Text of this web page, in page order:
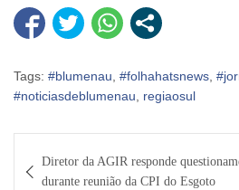
Tags: #blumenau, #folhahatsnews,
#noticiasdeblumenau, regiaosul
de
Diretor da AGIR responde
durante reunião da CPI do Esgoto